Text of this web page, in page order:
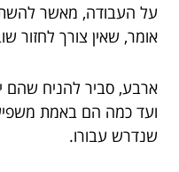
על העבודה, מאשר
אומר, שאין צורך לחזור
ארבע, סביר להניח שהם
ועד כמה הם באמת
שנדרש עבורו.